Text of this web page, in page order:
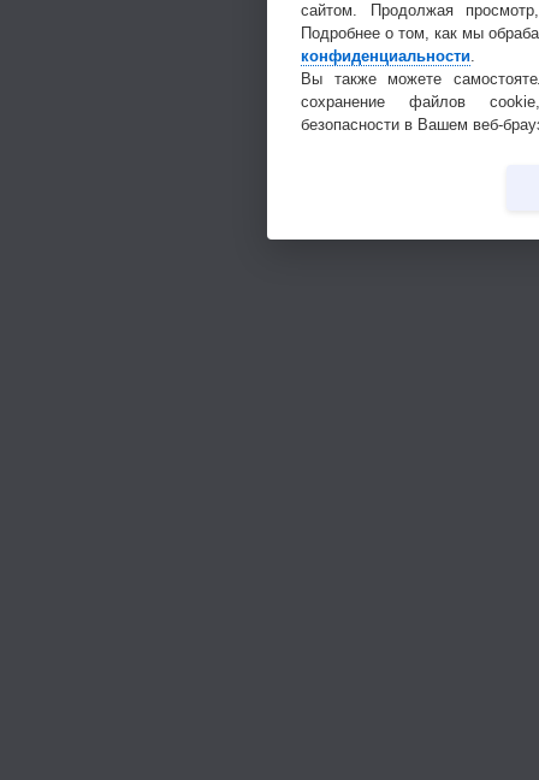
сайтом. Продолжая
Подробнее о том, как мы
конфиденциальности.
Вы также можете
сохранение файлов
безопасности в Вашем веб-